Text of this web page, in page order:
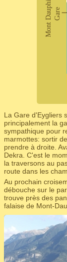
La Gare d'Eygliers
principalement la
sympathique pour
marmottes: sortir
prendre à droite.
Dekra. C'est le
la traversons au
route dans les
Au prochain
débouche sur le
trouve près des
falaise de Mont-